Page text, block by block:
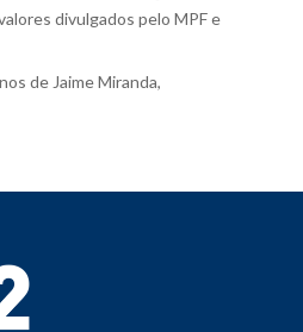
divulgados pelo MPF e
de Jaime Miranda,